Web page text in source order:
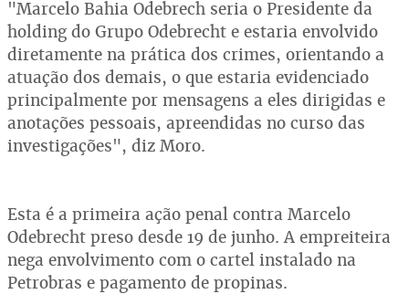
"Marcelo Bahia Odebrech seria o Presidente da
holding do Grupo Odebrecht e estaria envolvido
diretamente na prática dos crimes, orientando a
atuação dos demais, o que estaria evidenciado
principalmente por mensagens a eles dirigidas e
anotações pessoais, apreendidas no curso das
investigações", diz Moro.
Esta é a primeira ação penal contra Marcelo
Odebrecht preso desde 19 de junho. A empreiteira
nega envolvimento com o cartel instalado na
Petrobras e pagamento de propinas.